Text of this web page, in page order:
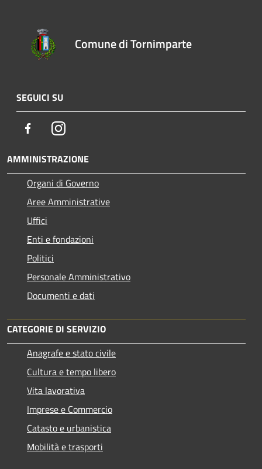
Comune di Tornimparte
SEGUICI SU
FacebookInstagram
AMMINISTRAZIONE
Organi di Governo
Aree Amministrative
Uffici
Enti e fondazioni
Politici
Personale Amministrativo
Documenti e dati
CATEGORIE DI SERVIZIO
Anagrafe e stato civile
Cultura e tempo libero
Vita lavorativa
Imprese e Commercio
Catasto e urbanistica
Mobilità e trasporti